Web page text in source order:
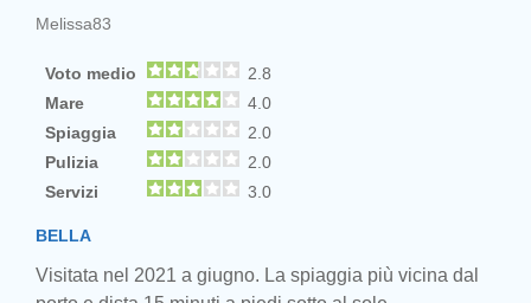
Melissa83
Voto medio
2.8
Mare
4.0
Spiaggia
2.0
Pulizia
2.0
Servizi
3.0
BELLA
Visitata nel 2021 a giugno. La spiaggia più vicina dal